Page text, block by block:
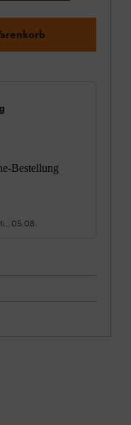
Bestellung
05.08.